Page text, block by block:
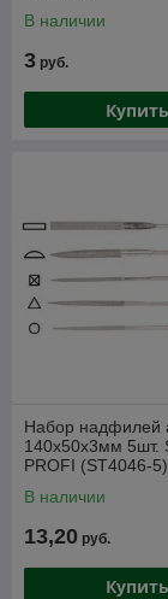
В наличии
3 руб.
Купить
Набор надфилей
140х50х3мм 5шт.
PROFI (ST4046-5)
В наличии
13,20 руб.
Купить